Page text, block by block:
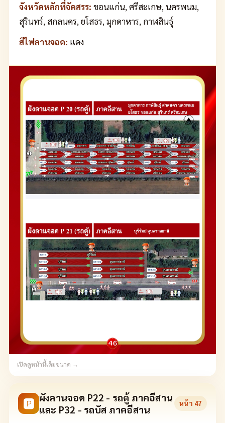
จังหวัดหลักที่จัดสรร: ขอนแก่น, ศรีสะเกษ, นครพนม,
สุรินทร์, สกลนคร, ยโสธร, มุกดาหาร, กาฬสินธุ์
สีไฟลานจอด: แดง
เปิดดูหน้านี้เต็มขนาด →
🅿 ผังลานจอด P22 - รถตู้ ภาคอีสาน
และ P32 - รถบัส ภาคอีสาน
หน้า 47